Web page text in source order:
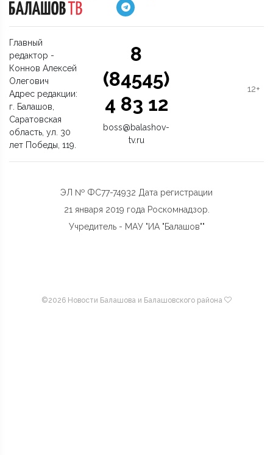
Главный
редактор -
Коннов Алексей
Олегович
Адрес редакции:
г. Балашов,
Саратовская
область, ул. 30
лет Победы, 119.
8
(84545)
4 83 12
boss@balashov-
tv.ru
12+
ЭЛ № ФС77-74932 Дата регистрации
21 января 2019 года Роскомнадзор.
Учредитель - МАУ "ИА "Балашов""
©2026 Новости Балашова и Балашовского района